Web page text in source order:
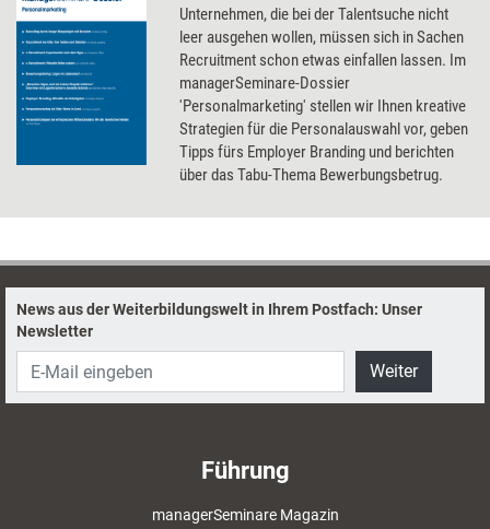
Unternehmen, die bei der Talentsuche nicht
leer ausgehen wollen, müssen sich in Sachen
Recruitment schon etwas einfallen lassen. Im
managerSeminare-Dossier
'Personalmarketing' stellen wir Ihnen kreative
Strategien für die Personalauswahl vor, geben
Tipps fürs Employer Branding und berichten
über das Tabu-Thema Bewerbungsbetrug.
News aus der Weiterbildungswelt in Ihrem Postfach: Unser
Newsletter
Weiter
Führung
managerSeminare Magazin